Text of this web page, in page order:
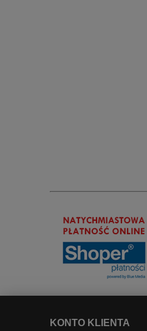
KONTO KLIENTA